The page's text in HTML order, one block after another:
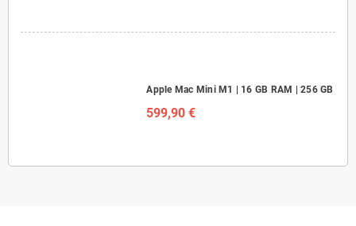
Apple Mac Mini M1 | 16 GB RAM | 256 GB
599,90 €